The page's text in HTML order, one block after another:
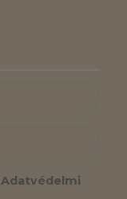
Adatvédelmi